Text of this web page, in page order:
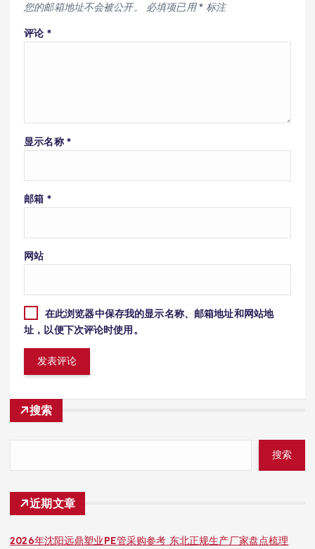
您的邮箱地址不会被公开。 必填项已用* 标注
评论 *
显示名称 *
邮箱 *
网站
在此浏览器中保存我的显示名称、邮箱地址和网站地
址，以便下次评论时使用。
搜索
搜索
近期文章
2026年沈阳远鼎塑业PE管采购参考 东北正规生产厂家盘点梳理